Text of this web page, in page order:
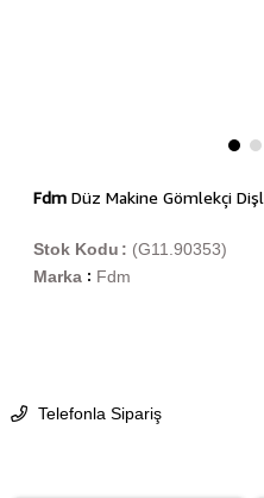
FdmDüz Makine Gömlekçi
(G11.90353)
Stok Kodu
Marka : Fdm
Telefonla Sipariş